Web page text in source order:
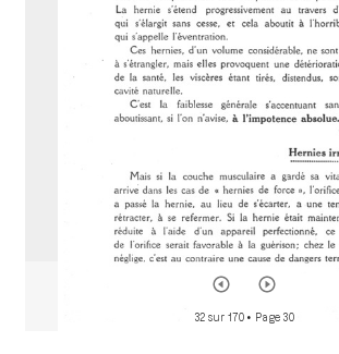
32 sur 170 • Page 30